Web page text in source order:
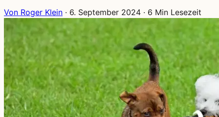
Von Roger Klein · 6. September 2024 · 6 Min Lesezeit